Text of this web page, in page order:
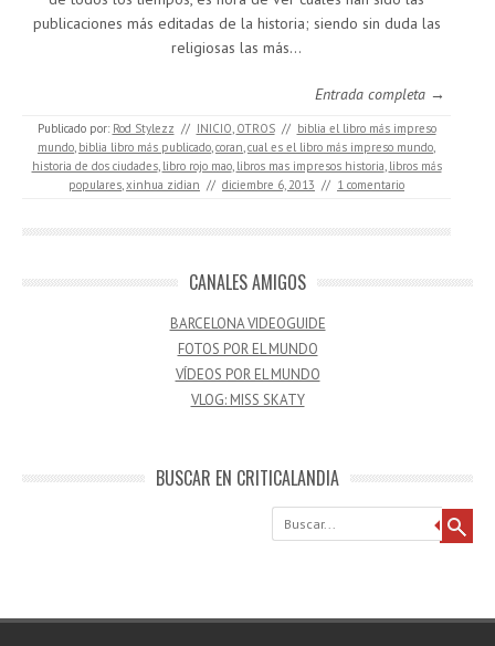
publicaciones más editadas de la historia; siendo sin duda las
religiosas las más…
Entrada completa →
Publicado por: Rod Stylezz // INICIO, OTROS // biblia el libro más impreso
mundo, biblia libro más publicado,coran,cual es el libro más impreso mundo,
historia de dos ciudades, libro rojo mao, libros mas impresos historia, libros más
populares,xinhua zidian // diciembre 6, 2013 // 1 comentario
CANALES AMIGOS
BARCELONA VIDEOGUIDE
FOTOS POR EL MUNDO
VÍDEOS POR EL MUNDO
VLOG: MISS SKATY
BUSCAR EN CRITICALANDIA
Buscar